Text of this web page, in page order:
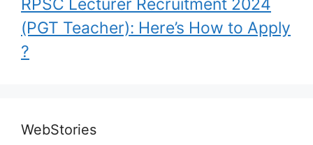
RPSC Lecturer Recruitment 2024
(PGT Teacher): Here’s How to Apply
?
WebStories
Biography l UPSC
2023
Highest Paying
Government Jobs